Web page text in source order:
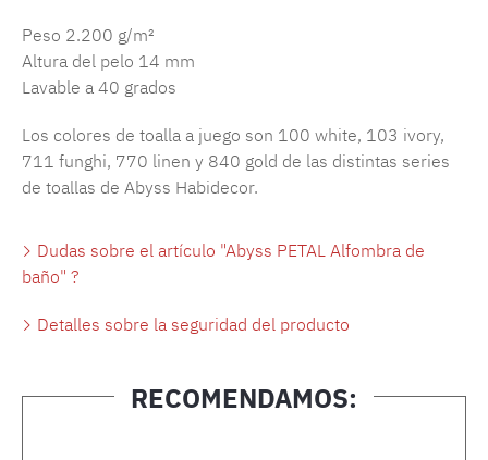
Peso 2.200 g/m²
Altura del pelo 14 mm
Lavable a 40 grados
Los colores de toalla a juego son 100 white, 103 ivory,
711 funghi, 770 linen y 840 gold de las distintas series
de toallas de Abyss Habidecor.
Dudas sobre el artículo "Abyss PETAL Alfombra de
baño" ?
Detalles sobre la seguridad del producto
RECOMENDAMOS: